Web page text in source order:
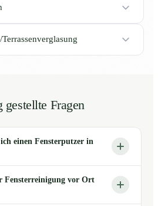
gestellte Fragen
einen Fensterputzer in
Fensterreinigung vor Ort